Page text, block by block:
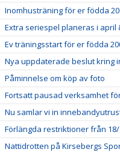
Inomhusträning för er födda
Extra seriespel planeras i april
Ev träningsstart för er födda
Nya uppdaterade beslut kring
Påminnelse om köp av foto
Fortsatt pausad verksamhet
Nu samlar vi in
Förlängda restriktioner från 18/
Nattidrotten på Kirsebergs